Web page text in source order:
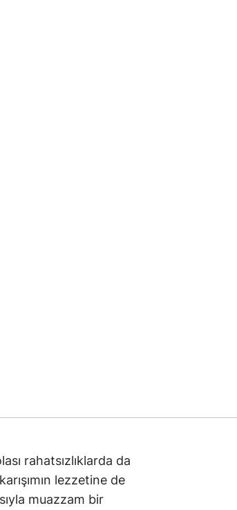
rahatsızlıklarda da
lezzetine de
muazzam bir